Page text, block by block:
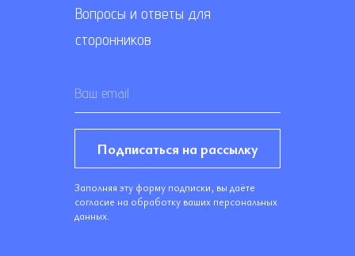
Вопросы и ответы для
сторонников
Ваш email
Подписаться на рассылку
Заполняя эту форму подписки, вы даёте
согласие на обработку ваших персональных
данных.